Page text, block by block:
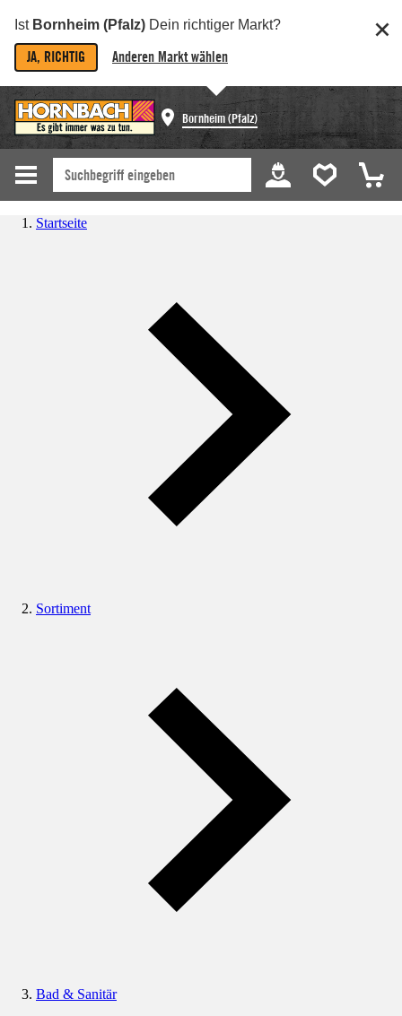
Ist Bornheim (Pfalz) Dein richtiger Markt?
JA, RICHTIG Anderen Markt wählen
Bornheim (Pfalz)
Startseite
Sortiment
Bad & Sanitär